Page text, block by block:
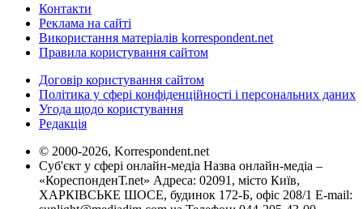
Контакти
Реклама на сайті
Використання матеріалів korrespondent.net
Правила користування сайтом
Договір користування сайтом
Політика у сфері конфіденційності і персональних даних
Угода щодо користування
Редакція
© 2000-2026, Korrespondent.net
Суб'єкт у сфері онлайн-медіа Назва онлайн-медіа –
«КореспонденТ.net» Адреса: 02091, місто Київ,
ХАРКІВСЬКЕ ШОСЕ, будинок 172-Б, офіс 208/1 E-mail: